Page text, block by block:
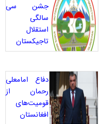
جشن سی
سالگی
استقلال
تاجیکستان
دفاع امامعلی
رحمان از
قومیت‌های
افغانستان